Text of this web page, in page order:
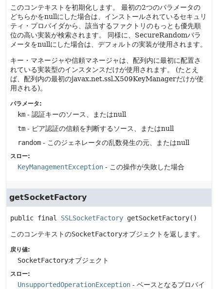
このコンテキストを初期化します。
最初の2つのパラメータの
どちらかをnullにした場合は、インストールされているセキュリ
ティ・プロバイダから、該当するファクトリのもっとも優先順
位の高い実装が検索されます。
同様に、SecureRandomパラ
メータをnullにした場合は、デフォルトの実装が使用されます。
キー・マネージャや信頼マネージャは、配列内に最初に配置さ
れている実装型のインスタンスだけが使用されます。
(たとえ
ば、配列内の最初のjavax.net.ssl.X509KeyManagerだけが使
用される)。
パラメータ:
km - 認証キーのソース、またはnull
tm - ピア認証の信頼を判断するソース、またはnull
random - このジェネレータの乱数発生の元、またはnull
スロー:
KeyManagementException - この操作が失敗した場合
getSocketFactory
public final SSLSocketFactory getSocketFactory()
このコンテキストのSocketFactoryオブジェクトを返します。
戻り値:
SocketFactoryオブジェクト
スロー:
UnsupportedOperationException - ベースとなるプロバイ